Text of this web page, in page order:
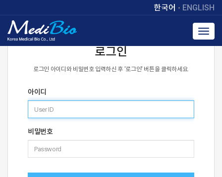
한국어 ENGLISH
로그인
로그인 아이디와 비밀번호 입력하신 후 '로그인' 버튼을 클릭하세요.
아이디
비밀번호